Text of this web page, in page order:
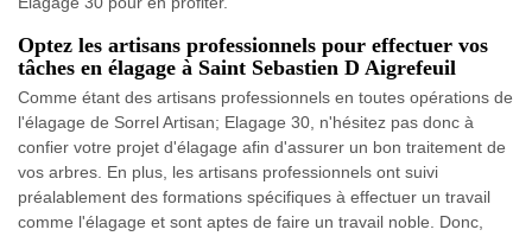
Optez les artisans professionnels pour effectuer vos
tâches en élagage à Saint Sebastien D Aigrefeuil
Comme étant des artisans professionnels en toutes opérations de
l'élagage de Sorrel Artisan; Elagage 30, n'hésitez pas donc à
confier votre projet d'élagage afin d'assurer un bon traitement de
vos arbres. En plus, les artisans professionnels ont suivi
préalablement des formations spécifiques à effectuer un travail
comme l'élagage et sont aptes de faire un travail noble. Donc,